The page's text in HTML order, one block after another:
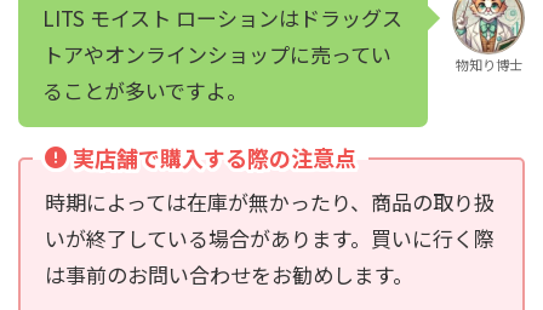
LITS モイスト ローションはドラッグス
トアやオンラインショップに売ってい
ることが多いですよ。
物知り博士
実店舗で購入する際の注意点
時期によっては在庫が無かったり、商品の取り扱
いが終了している場合があります。買いに行く際
は事前のお問い合わせをお勧めします。